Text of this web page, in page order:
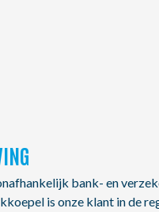
bank- en
is onze klant in de